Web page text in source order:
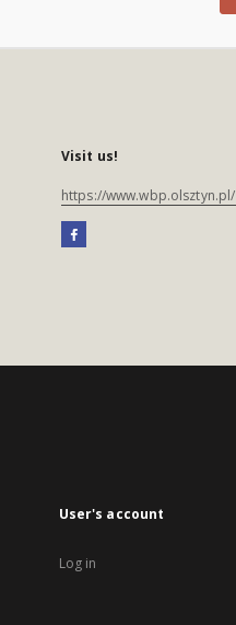
Visit us!
https://www.wbp.olsztyn.pl/
User's account
Log in